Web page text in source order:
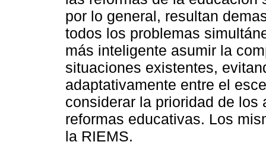
por lo general, resultan
todos los problemas
más inteligente asumir la
situaciones existentes,
adaptativamente entre el
considerar la prioridad de
reformas educativas. Los
la RIEMS.